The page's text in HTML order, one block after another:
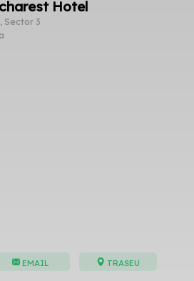
Hotel
Sector 3
EMAIL TRASEU